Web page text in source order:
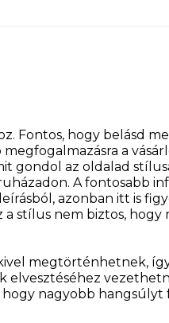
Fontos, hogy belásd
a
gondol az oldalad
A fontosabb
azonban itt is
stílus nem biztos, hogy
megtörténhetnek,
elvesztéséhez
nagyobb hangsúlyt